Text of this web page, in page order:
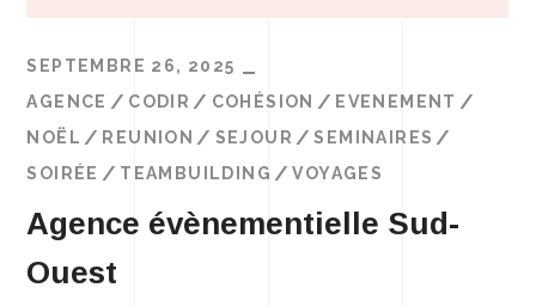
SEPTEMBRE 26, 2025
AGENCE
CODIR COHÉSION
EVENEMENT
NOËL
REUNION SEJOUR
SEMINAIRES
SOIRÉE
TEAMBUILDING VOYAGES
Agence évènementielle Sud-
Ouest